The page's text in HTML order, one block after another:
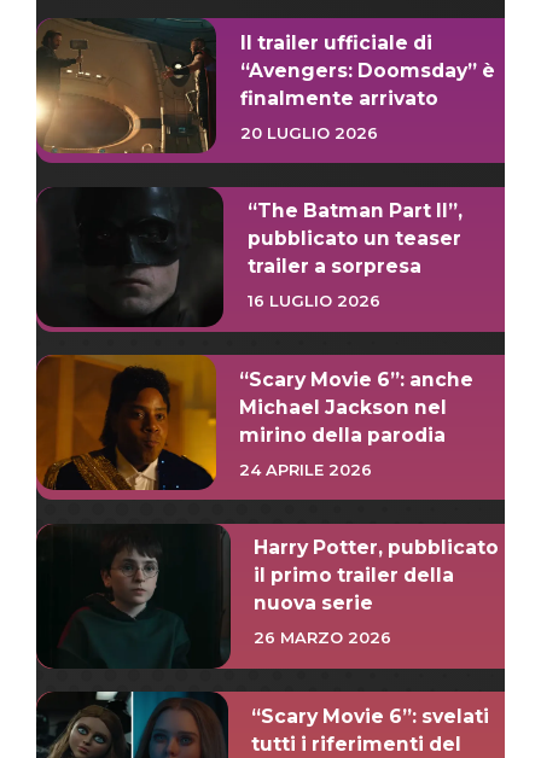
Il trailer ufficiale di
“Avengers: Doomsday” è
finalmente arrivato
20 LUGLIO 2026
“The Batman Part II”,
pubblicato un teaser
trailer a sorpresa
16 LUGLIO 2026
“Scary Movie 6”: anche
Michael Jackson nel
mirino della parodia
24 APRILE 2026
Harry Potter, pubblicato
il primo trailer della
nuova serie
26 MARZO 2026
“Scary Movie 6”: svelati
tutti i riferimenti del